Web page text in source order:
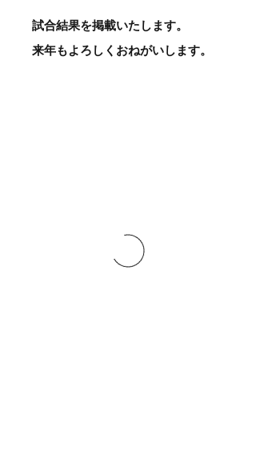
試合結果を掲載いたします。
​来年もよろしくおねがいします。